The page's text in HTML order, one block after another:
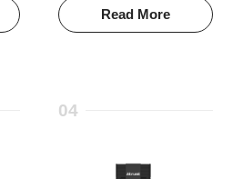
Read More
04